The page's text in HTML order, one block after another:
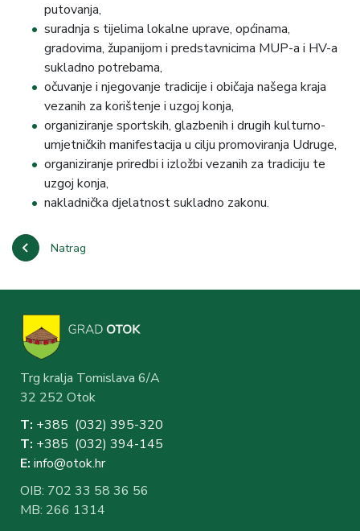
Natrag
putovanja,
suradnja s tijelima lokalne uprave, općinama,
gradovima, županijom i predstavnicima MUP-a i HV-a
sukladno potrebama,
očuvanje i njegovanje tradicije i običaja našega kraja
vezanih za korištenje i uzgoj konja,
organiziranje sportskih, glazbenih i drugih kulturno-
umjetničkih manifestacija u cilju promoviranja Udruge,
organiziranje priredbi i izložbi vezanih za tradiciju te
uzgoj konja,
nakladnička djelatnost sukladno zakonu.
Trg kralja Tomislava 6/A
32 252 Otok
T: +385 (032) 395-320
T: +385 (032) 394-145
E: info@otok.hr
OIB: 702 33 58 36 56
MB: 266 1314